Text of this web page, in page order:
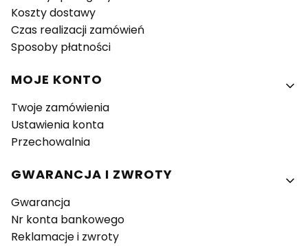
Koszty dostawy
Czas realizacji zamówień
Sposoby płatności
MOJE KONTO
Twoje zamówienia
Ustawienia konta
Przechowalnia
GWARANCJA I ZWROTY
Gwarancja
Nr konta bankowego
Reklamacje i zwroty